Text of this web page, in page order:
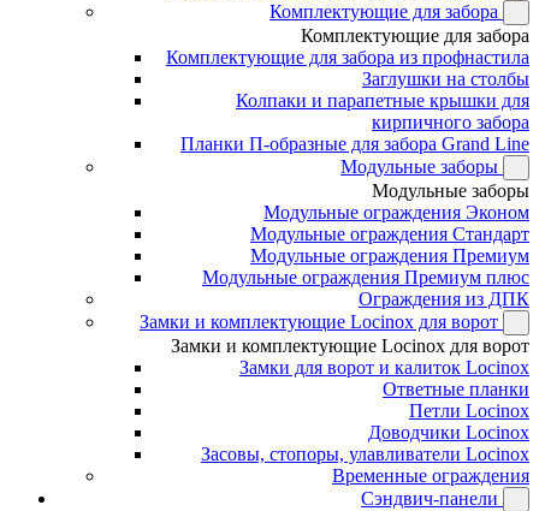
Комплектующие для забора
Комплектующие для забора
Комплектующие для забора из профнастила
Заглушки на столбы
Колпаки и парапетные крышки для
кирпичного забора
Планки П-образные для забора Grand Line
Модульные заборы
Модульные заборы
Модульные ограждения Эконом
Модульные ограждения Стандарт
Модульные ограждения Премиум
Модульные ограждения Премиум плюс
Ограждения из ДПК
Замки и комплектующие Locinox для ворот
Замки и комплектующие Locinox для ворот
Замки для ворот и калиток Locinox
Ответные планки
Петли Locinox
Доводчики Locinox
Засовы, стопоры, улавливатели Locinox
Временные ограждения
Сэндвич-панели